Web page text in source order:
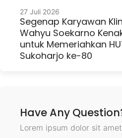
27 Juli 2026
Segenap Karyawan
Wahyu Soekarno
untuk Memeriahkan
Sukoharjo ke-80
Have Any
Lorem ipsum dolor sit